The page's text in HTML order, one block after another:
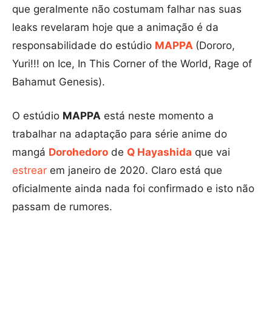
que geralmente não costumam falhar nas suas
leaks revelaram hoje que a animação é da
responsabilidade do estúdio MAPPA (Dororo,
Yuri!!! on Ice, In This Corner of the World, Rage of
Bahamut Genesis).
O estúdio MAPPA está neste momento a
trabalhar na adaptação para série anime do
mangá Dorohedoro de Q Hayashida que vai
estrear em janeiro de 2020. Claro está que
oficialmente ainda nada foi confirmado e isto não
passam de rumores.